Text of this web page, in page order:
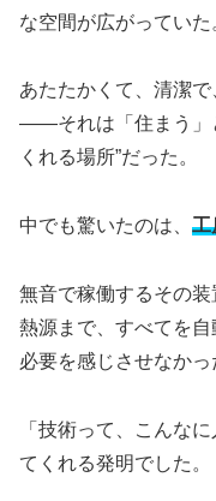
な空間が広がっていた
あたたかくて、清潔
——それは「住まう」
くれる場所”だった。
中でも驚いたのは、 工
無音で稼働するその
熱源まで、すべてを
必要を感じさせなかっ
「技術って、こんな
てくれる発明でした。